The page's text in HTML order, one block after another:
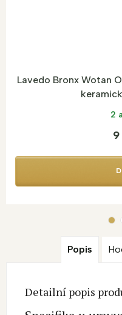
Lavedo Bronx Wotan
2
Popis
Detailní popis